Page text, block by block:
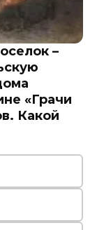
–
«Грачи
Какой